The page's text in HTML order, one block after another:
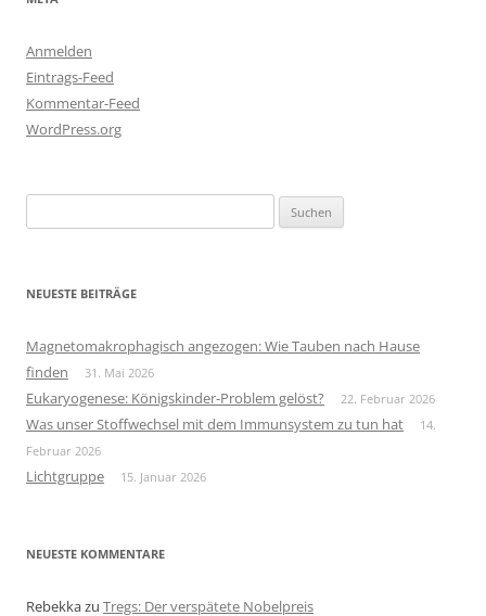
Anmelden
Eintrags-Feed
Kommentar-Feed
WordPress.org
nach:
NEUESTE BEITRÄGE
Magnetomakrophagisch angezogen: Wie Tauben nach Hause
finden
31. Mai 2026
Eukaryogenese: Königskinder-Problem gelöst? 22. Februar 2026
Was unser Stoffwechsel mit dem Immunsystem zu tun hat
14.
Februar 2026
Lichtgruppe 15. Januar 2026
NEUESTE KOMMENTARE
Rebekkazu Tregs: Der verspätete Nobelpreis